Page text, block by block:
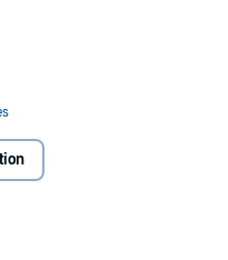
par un tourbillon de
par des questions sans
les caméras. Le danger
pour toujours ? Les
pouvait basculer à
il est trop tôt pour